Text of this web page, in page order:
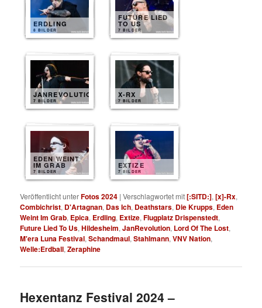
ERDLING
8 BILDER
FUTURE LIED
TO US
7 BILDER
JANREVOLUTION
7 BILDER
X-RX
7 BILDER
EDEN WEINT
IM GRAB
7 BILDER
EXTIZE
7 BILDER
Veröffentlicht unterFotos 2024 |Verschlagwortet mit[:SITD:],[x]-Rx,
Combichrist, D'Artagnan, Das Ich, Deathstars, Die Krupps, Eden
Weint Im Grab, Epica, Erdling, Extize,Flugplatz Drispenstedt,
Future Lied To Us,Hildesheim,JanRevolution, Lord Of The Lost,
M'era Luna Festival,Schandmaul,Stahlmann,VNV Nation,
Welle:Erdball,Zeraphine
Hexentanz Festival 2024 –